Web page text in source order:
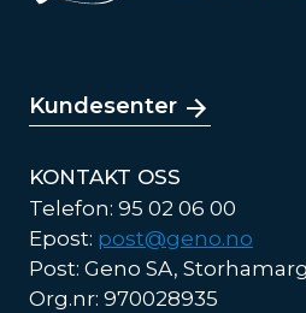
Kundesenter
KONTAKT OSS
Telefon: 95 02 06 00
Epost: post@geno.no
Post: Geno SA,
Org.nr: 970028935